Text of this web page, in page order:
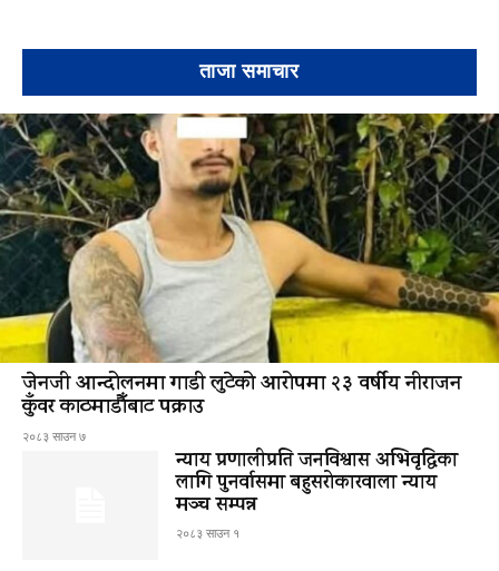
ताजा समाचार
जेनजी आन्दोलनमा गाडी लुटेको आरोपमा २३ वर्षीय नीराजन
कुँवर काठमाडौँबाट पक्राउ
२०८३ साउन ७
न्याय प्रणालीप्रति जनविश्वास अभिवृद्धिका
लागि पुनर्वासमा बहुसरोकारवाला न्याय
मञ्च सम्पन्न
२०८३ साउन १